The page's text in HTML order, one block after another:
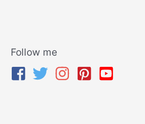
Follow me
A
c